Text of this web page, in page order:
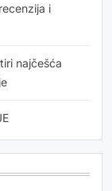
i
najčešća